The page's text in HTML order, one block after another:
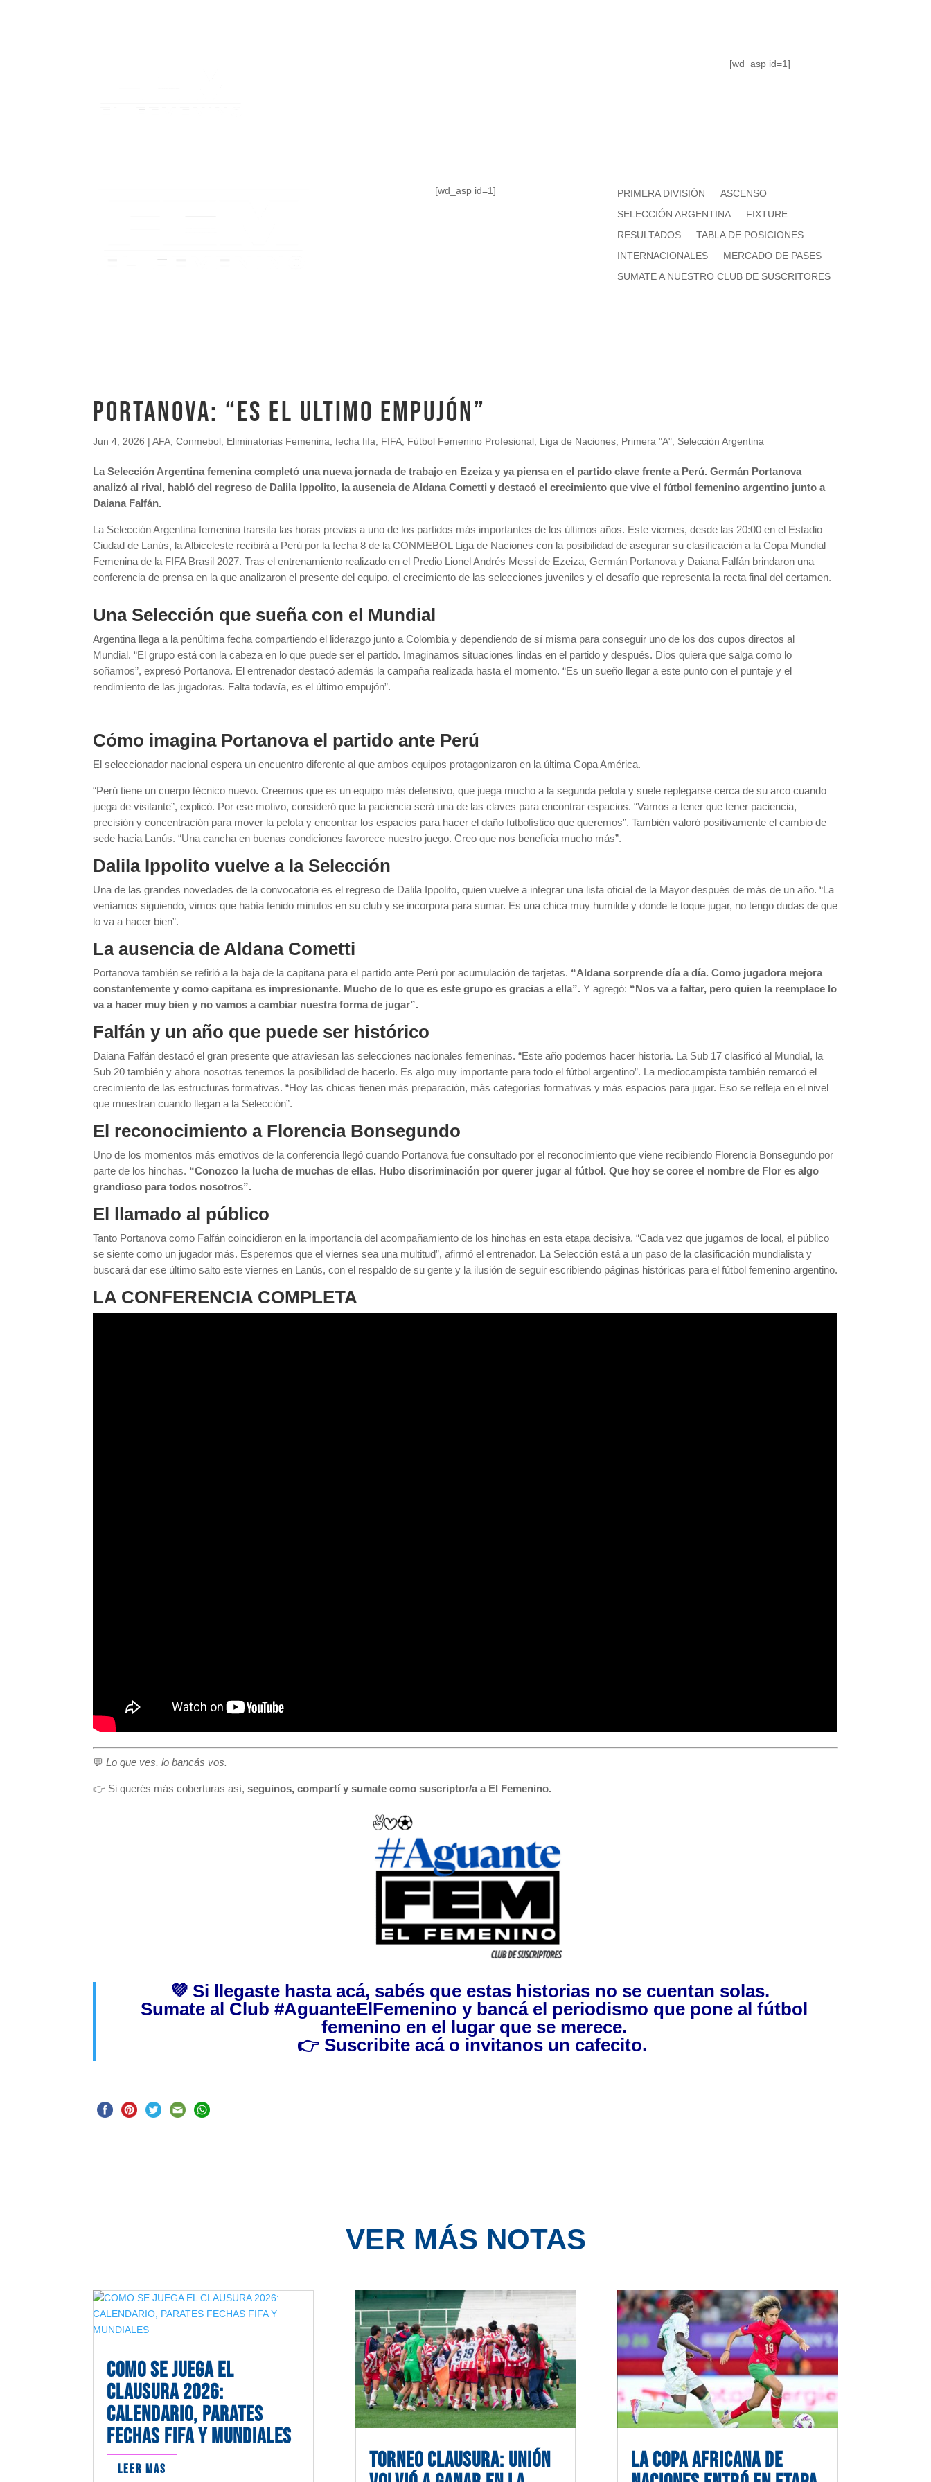
[wd_asp id=1]
[wd_asp id=1] PRIMERA DIVISIÓN
ASCENSO
SELECCIÓN ARGENTINA
FIXTURE
RESULTADOS
TABLA DE POSICIONES
INTERNACIONALES
MERCADO DE PASES
SUMATE A NUESTRO CLUB DE SUSCRITORES
PORTANOVA: “ES EL ULTIMO EMPUJÓN”
Jun 4, 2026 |AFA ,Conmebol Eliminatorias Femenina ,fecha fifa FIFA Fútbol Femenino Profesional Liga de Naciones Primera "A" Selección Argentina
La Selección Argentina femenina completó una nueva jornada de trabajo en Ezeiza y ya piensa en el partido clave frente a Perú. Germán Portanova
analizó al rival, habló del regreso de Dalila Ippolito, la ausencia de Aldana Cometti y destacó el crecimiento que vive el fútbol femenino argentino junto a
Daiana Falfán.
La Selección Argentina femenina transita las horas previas a uno de los partidos más importantes de los últimos años. Este viernes, desde las 20:00 en el Estadio
Ciudad de Lanús, la Albiceleste recibirá a Perú por la fecha 8 de la CONMEBOL Liga de Naciones con la posibilidad de asegurar su clasificación a la Copa Mundial
Femenina de la FIFA Brasil 2027. Tras el entrenamiento realizado en el Predio Lionel Andrés Messi de Ezeiza, Germán Portanova y Daiana Falfán brindaron una
conferencia de prensa en la que analizaron el presente del equipo, el crecimiento de las selecciones juveniles y el desafío que representa la recta final del certamen.
Una Selección que sueña con el Mundial
Argentina llega a la penúltima fecha compartiendo el liderazgo junto a Colombia y dependiendo de sí misma para conseguir uno de los dos cupos directos al
Mundial. “El grupo está con la cabeza en lo que puede ser el partido. Imaginamos situaciones lindas en el partido y después. Dios quiera que salga como lo
soñamos”, expresó Portanova. El entrenador destacó además la campaña realizada hasta el momento. “Es un sueño llegar a este punto con el puntaje y el
rendimiento de las jugadoras. Falta todavía, es el último empujón”.
Cómo imagina Portanova el partido ante Perú
El seleccionador nacional espera un encuentro diferente al que ambos equipos protagonizaron en la última Copa América.
“Perú tiene un cuerpo técnico nuevo. Creemos que es un equipo más defensivo, que juega mucho a la segunda pelota y suele replegarse cerca de su arco cuando
juega de visitante”, explicó. Por ese motivo, consideró que la paciencia será una de las claves para encontrar espacios. “Vamos a tener que tener paciencia,
precisión y concentración para mover la pelota y encontrar los espacios para hacer el daño futbolístico que queremos”. También valoró positivamente el cambio de
sede hacia Lanús. “Una cancha en buenas condiciones favorece nuestro juego. Creo que nos beneficia mucho más”.
Dalila Ippolito vuelve a la Selección
Una de las grandes novedades de la convocatoria es el regreso de Dalila Ippolito, quien vuelve a integrar una lista oficial de la Mayor después de más de un año. “La
veníamos siguiendo, vimos que había tenido minutos en su club y se incorpora para sumar. Es una chica muy humilde y donde le toque jugar, no tengo dudas de que
lo va a hacer bien”.
La ausencia de Aldana Cometti
Portanova también se refirió a la baja de la capitana para el partido ante Perú por acumulación de tarjetas. “Aldana sorprende día a día. Como jugadora mejora
constantemente y como capitana es impresionante. Mucho de lo que es este grupo es gracias a ella”.Y agregó: “Nos va a faltar, pero quien la reemplace lo
va a hacer muy bien y no vamos a cambiar nuestra forma de jugar”.
Falfán y un año que puede ser histórico
Daiana Falfán destacó el gran presente que atraviesan las selecciones nacionales femeninas. “Este año podemos hacer historia. La Sub 17 clasificó al Mundial, la
Sub 20 también y ahora nosotras tenemos la posibilidad de hacerlo. Es algo muy importante para todo el fútbol argentino”. La mediocampista también remarcó el
crecimiento de las estructuras formativas. “Hoy las chicas tienen más preparación, más categorías formativas y más espacios para jugar. Eso se refleja en el nivel
que muestran cuando llegan a la Selección”.
El reconocimiento a Florencia Bonsegundo
Uno de los momentos más emotivos de la conferencia llegó cuando Portanova fue consultado por el reconocimiento que viene recibiendo Florencia Bonsegundo por
parte de los hinchas. “Conozco la lucha de muchas de ellas. Hubo discriminación por querer jugar al fútbol. Que hoy se coree el nombre de Flor es algo
grandioso para todos nosotros”.
El llamado al público
Tanto Portanova como Falfán coincidieron en la importancia del acompañamiento de los hinchas en esta etapa decisiva. “Cada vez que jugamos de local, el público
se siente como un jugador más. Esperemos que el viernes sea una multitud”, afirmó el entrenador. La Selección está a un paso de la clasificación mundialista y
buscará dar ese último salto este viernes en Lanús, con el respaldo de su gente y la ilusión de seguir escribiendo páginas históricas para el fútbol femenino argentino.
LA CONFERENCIA COMPLETA
💬Lo que ves, lo bancás vos.
👉 Si querés más coberturas así,seguinos, compartí y sumate como suscriptor/a a El Femenino.
💜 Si llegaste hasta acá, sabés que estas historias no se cuentan solas.
Sumate al Club #AguanteElFemenino y bancá el periodismo que pone al fútbol
femenino en el lugar que se merece.
👉 Suscribite acáo invitanos un cafecito.
VER MÁS NOTAS
COMO SE JUEGA EL
CLAUSURA 2026:
CALENDARIO, PARATES
FECHAS FIFA Y MUNDIALES
Leer mas
TORNEO CLAUSURA: UNIÓN
LA COPA AFRICANA DE